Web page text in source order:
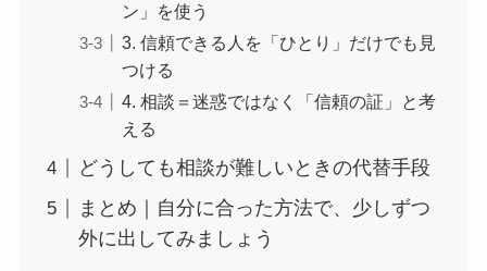
ン」を使う
3. 信頼できる人を「ひとり」だけでも見
つける
4. 相談＝迷惑ではなく「信頼の証」と考
える
どうしても相談が難しいときの代替手段
まとめ｜自分に合った方法で、少しずつ
外に出してみましょう